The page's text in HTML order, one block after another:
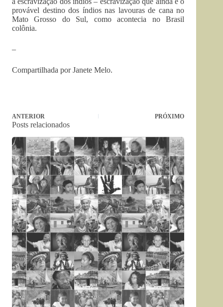
provável destino dos índios nas lavouras de cana no
Mato Grosso do Sul, como acontecia no Brasil
colônia.
–
Compartilhada por Janete Melo.
ANTERIOR PRÓXIMO
Posts relacionados